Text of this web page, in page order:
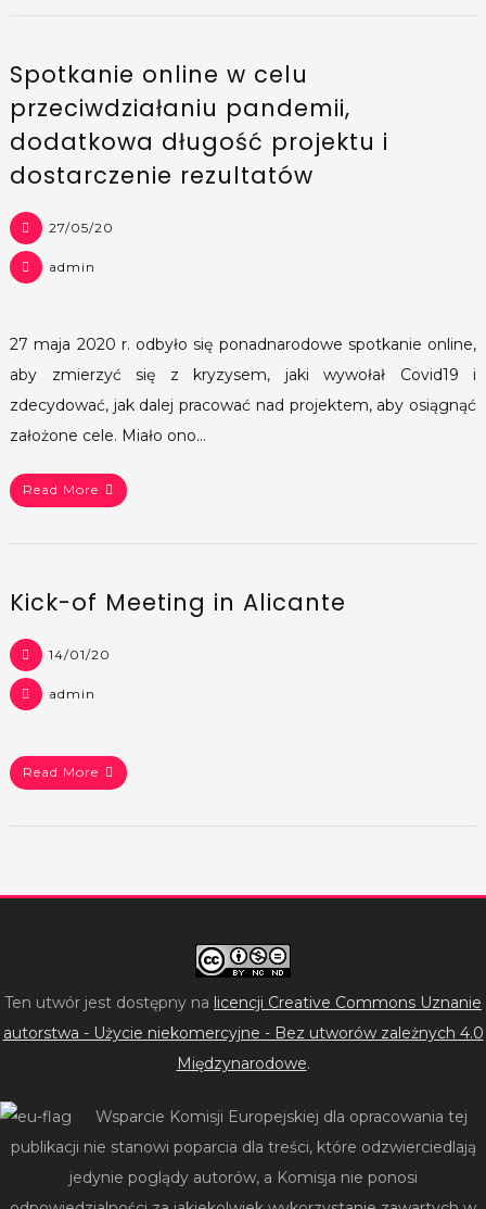
Spotkanie online w celu
przeciwdziałaniu pandemii,
dodatkowa długość projektu i
dostarczenie rezultatów
27/05/20
admin
27 maja 2020 r. odbyło się ponadnarodowe spotkanie online,
aby zmierzyć się z kryzysem, jaki wywołał Covid19 i
zdecydować, jak dalej pracować nad projektem, aby osiągnąć
założone cele. Miało ono…
Read More
Kick-of Meeting in Alicante
14/01/20
admin
Read More
Ten utwór jest dostępny na licencji Creative Commons Uznanie
autorstwa - Użycie niekomercyjne - Bez utworów zależnych 4.0
Międzynarodowe.
Wsparcie Komisji Europejskiej dla opracowania tej
publikacji nie stanowi poparcia dla treści, które odzwierciedlają
jedynie poglądy autorów, a Komisja nie ponosi